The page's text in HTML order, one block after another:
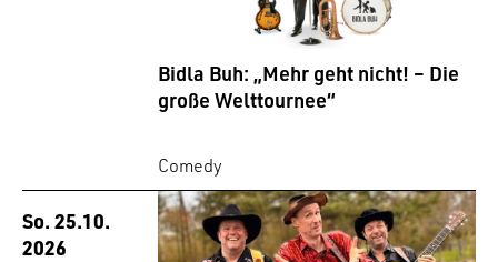
Bidla Buh: „Mehr geht nicht! – Die
große Welttournee“
Comedy
So. 25.10.
2026